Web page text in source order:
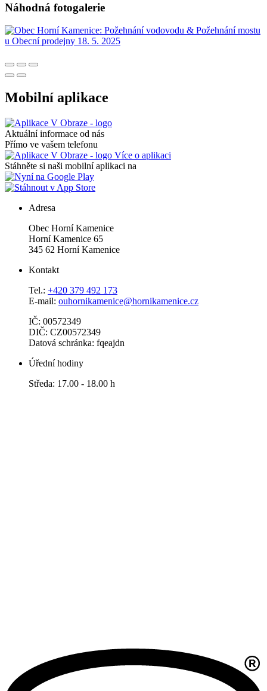
Náhodná fotogalerie
Mobilní aplikace
Aktuální informace od nás
Přímo ve vašem telefonu
Více o aplikaci
Stáhněte si naši mobilní aplikaci na
Adresa
Obec Horní Kamenice
Horní Kamenice 65
345 62 Horní Kamenice
Kontakt
Tel.: +420 379 492 173
E-mail: ouhornikamenice@hornikamenice.cz
IČ: 00572349
DIČ: CZ00572349
Datová schránka: fqeajdn
Úřední hodiny
Středa: 17.00 - 18.00 h